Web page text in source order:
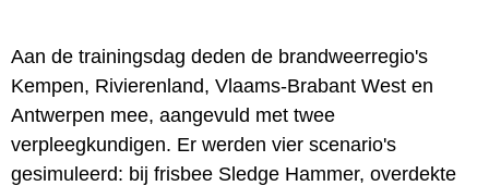
Aan de trainingsdag deden de brandweerregio's
Kempen, Rivierenland, Vlaams-Brabant West en
Antwerpen mee, aangevuld met twee
verpleegkundigen. Er werden vier scenario's
gesimuleerd: bij frisbee Sledge Hammer, overdekte